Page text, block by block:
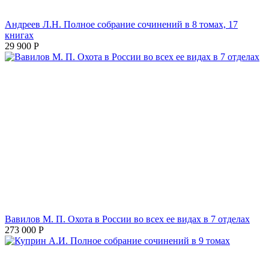
Андреев Л.Н. Полное собрание сочинений в 8 томах, 17
книгах
29 900 Р
Вавилов М. П. Охота в России во всех ее видах в 7 отделах
273 000 Р